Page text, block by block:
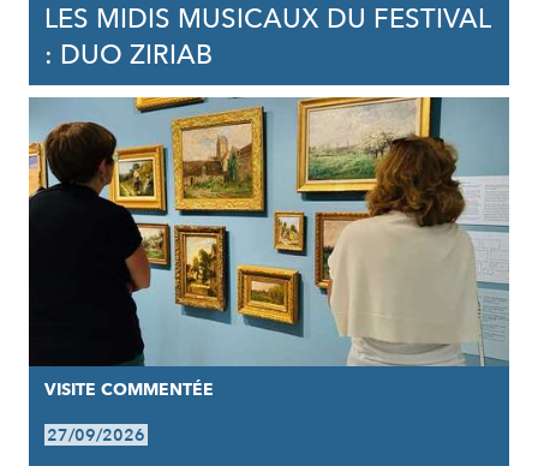
LES MIDIS MUSICAUX DU FESTIVAL
: DUO ZIRIAB
VISITE COMMENTÉE
27/09/2026